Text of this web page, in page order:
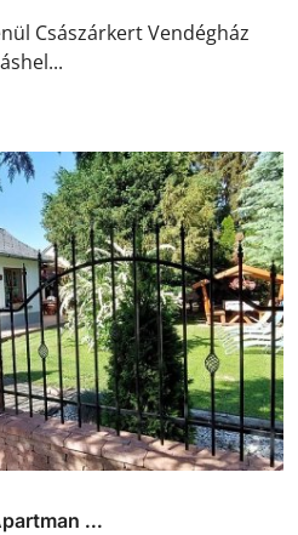
Császárkert Vendégház
...